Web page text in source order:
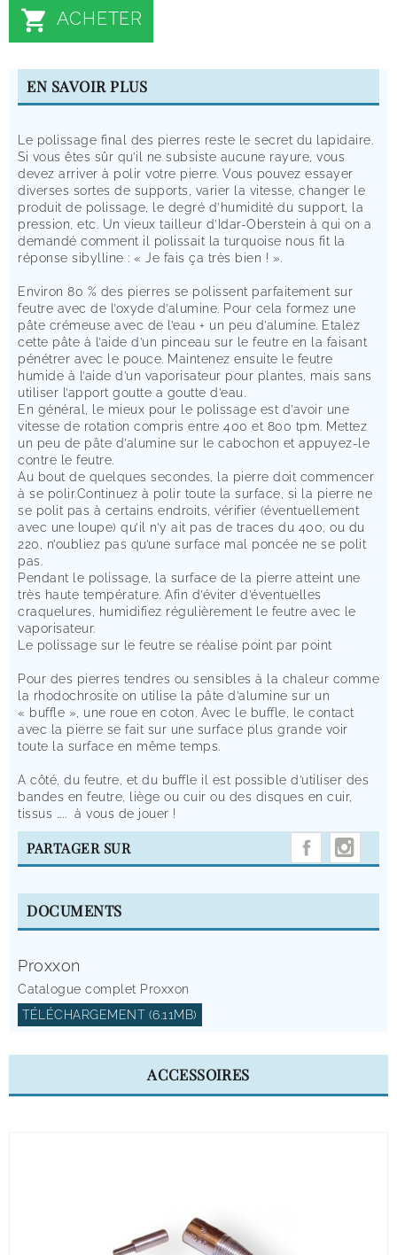
 ACHETER
EN SAVOIR PLUS
Le polissage final des pierres reste le secret du lapidaire.
Si vous êtes sûr qu’il ne subsiste aucune rayure, vous
devez arriver à polir votre pierre. Vous pouvez essayer
diverses sortes de supports, varier la vitesse, changer le
produit de polissage, le degré d’humidité du support, la
pression, etc. Un vieux tailleur d’Idar-Oberstein à qui on a
demandé comment il polissait la turquoise nous fit la
réponse sibylline : «
Je fais ça très bien ! ».
Environ 80 % des pierres se polissent parfaitement sur
feutre avec de l’oxyde d’alumine. Pour cela formez une
pâte crémeuse avec de l’eau + un peu d’alumine. Etalez
cette pâte à l’aide d’un pinceau sur le feutre en la faisant
pénétrer avec le pouce. Maintenez ensuite le feutre
humide à l’aide d’un vaporisateur pour plantes, mais sans
utiliser l’apport goutte a goutte d’eau.
En général, le mieux pour le polissage est d’avoir une
vitesse de rotation compris entre 400 et 800 tpm. Mettez
un peu de pâte d’alumine sur le cabochon et appuyez-le
contre le feutre.
Au bout de quelques secondes, la pierre doit commencer
à se polir.Continuez à polir toute la surface, si la pierre ne
se polit pas à certains endroits, vérifier (éventuellement
avec une loupe) qu’il n’y ait pas de traces du 400, ou du
220, n’oubliez pas qu’une surface mal poncée ne se polit
pas.
Pendant le polissage, la surface de la pierre atteint une
très haute température. Afin d’éviter d’éventuelles
craquelures, humidifiez régulièrement le feutre avec le
vaporisateur.
Le polissage sur le feutre se réalise point par point
Pour des pierres tendres ou sensibles à la chaleur comme
la rhodochrosite on utilise la pâte d’alumine sur un
« buffle », une roue en coton. Avec le buffle, le contact
avec la pierre se fait sur une surface plus grande voir
toute la surface en même temps.
A côté, du feutre, et du buffle il est possible d’utiliser des
bandes en feutre, liège ou cuir ou des disques en cuir,
tissus …..
à vous de jouer !
PARTAGER SUR
DOCUMENTS
Proxxon
Catalogue complet Proxxon
TÉLÉCHARGEMENT (6.11MB)
ACCESSOIRES